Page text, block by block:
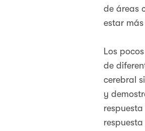
de áreas
estar
Los
de
cerebral
y